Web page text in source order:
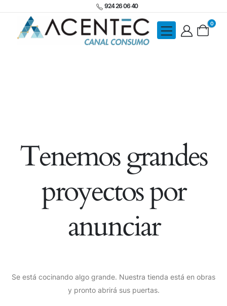
924 26 06 40
0
Tenemos grandes
proyectos por
anunciar
Se está cocinando algo grande. Nuestra tienda está en obras
y pronto abrirá sus puertas.